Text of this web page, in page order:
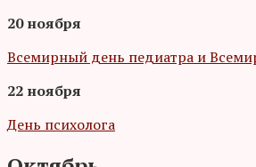
20 ноября
Всемирный день педиатра и
22 ноября
День психолога